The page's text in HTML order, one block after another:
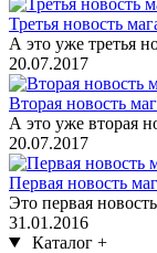
Третья новость
А это уже третья
20.07.2017
Вторая новость
А это уже вторая
20.07.2017
Первая новость
Это первая
31.01.2016
Каталог +